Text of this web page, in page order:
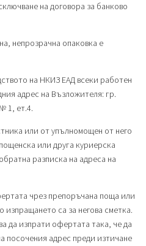
на договора за банково
непрозрачна опаковка е
на НКИЗ ЕАД всеки работен
адрес на Възложителя: гр.
1, ет.4.
или от упълномощен от него
или друга куриерска
разписка на адреса на
чрез препоръчана поща или
изпращането са за негова сметка.
да изпрати офертата така, че да
посочения адрес преди изтичане